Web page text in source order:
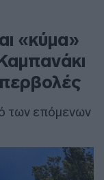
«κύμα»
των επόμενων